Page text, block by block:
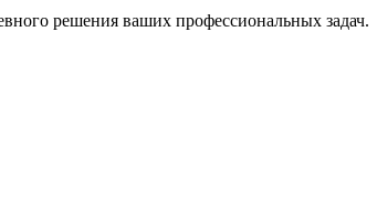
решения ваших профессиональных задач.